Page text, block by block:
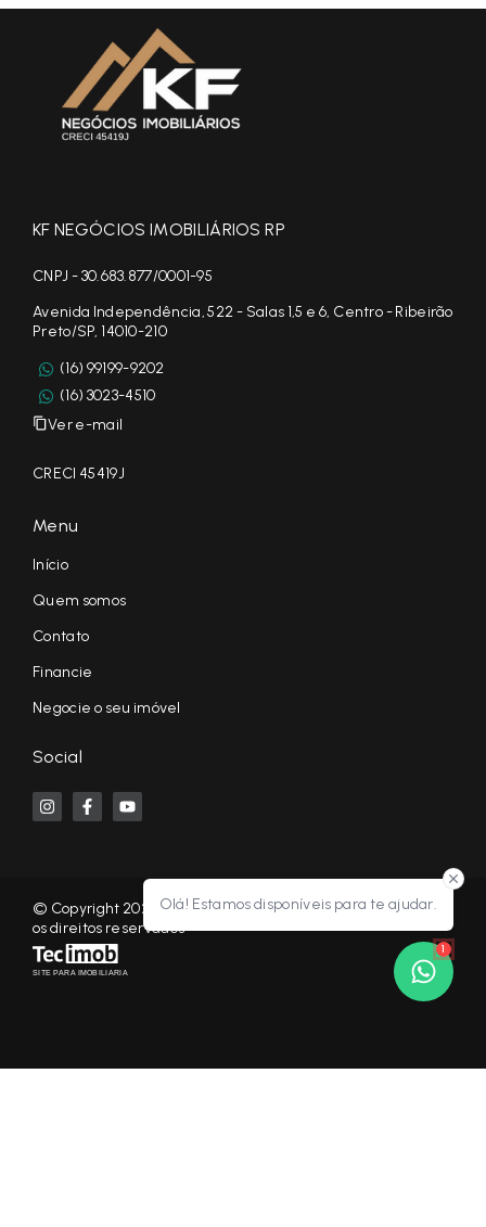
Olá! Estamos disponíveis para te ajudar.
1
KF NEGÓCIOS IMOBILIÁRIOS RP
CNPJ - 30.683.877/0001-95
Avenida Independência, 522 - Salas 1,5 e 6, Centro - Ribeirão
Preto/SP, 14010-210
(16) 99199-9202
(16) 3023-4510
Ver e-mail
CRECI 45419J
Menu
Início
Quem somos
Contato
Financie
Negocie o seu imóvel
Social
© Copyright 2026 - KF NEGÓCIOS IMOBILIÁRIOS RP - Todos
os direitos reservados
SITE PARA IMOBILIARIA